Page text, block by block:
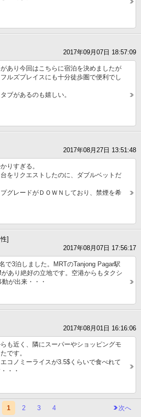
2017年09月07日 18:57:09
あり今回はこちらに宿泊を決めましたが
ルズプレイスにも十分徒歩圏で便利でし
ブがあるのも嬉しい。
2017年08月27日 13:51:48
りすぎる。
をリクエストしたのに、ダブルベットだ
グレードがＤＯＷＮしており、禁煙を希
]
2017年08月07日 17:56:17
で3泊しました。MRTのTanjong Pagar駅
あり絶好の立地です。空港からもタクシ
が出来・・・
2017年08月01日 16:16:06
も近く、隣にスーパーやショッピングモ
です。
コノミーライスが3.5$くらいで食べれて
・・
1 2 3 4 次へ